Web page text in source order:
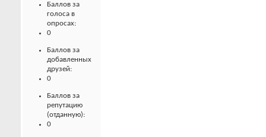
Баллов за
голоса в
опросах:
0
Баллов за
добавленных
друзей:
0
Баллов за
репутацию
(отданную):
0